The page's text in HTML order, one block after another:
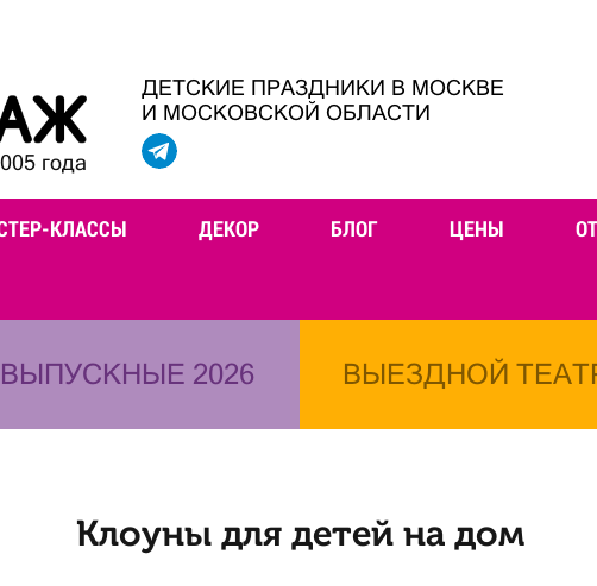
года
ДЕТСКИЕ ПРАЗДНИКИ В МОСКВЕ
И МОСКОВСКОЙ ОБЛАСТИ
КЛАССЫ ДЕКОР БЛОГ ЦЕНЫ
ВЫПУСКНЫЕ 2026 ВЫЕЗДНОЙ
Клоуны для детей на дом